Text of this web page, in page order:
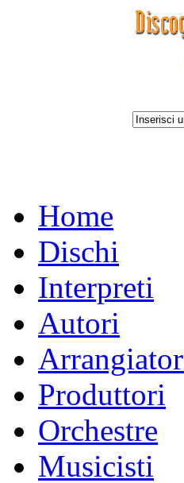
Home
Dischi
Interpreti
Autori
Produttori
Orchestre
Musicisti